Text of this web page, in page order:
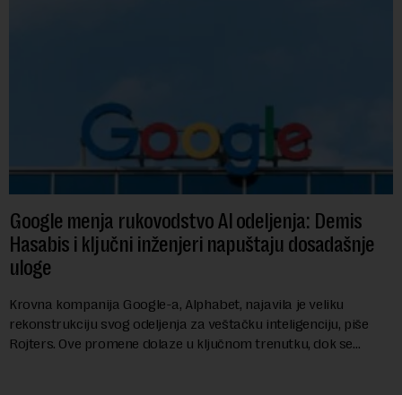
Google menja rukovodstvo AI odeljenja: Demis
Hasabis i ključni inženjeri napuštaju dosadašnje
uloge
Krovna kompanija Google-a, Alphabet, najavila je veliku
rekonstrukciju svog odeljenja za veštačku inteligenciju, piše
Rojters. Ove promene dolaze u ključnom trenutku, dok se